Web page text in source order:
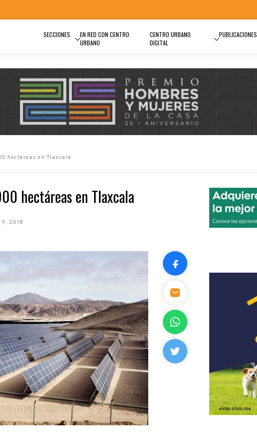
SECCIONES
EN RED CON CENTRO
URBANO
CENTRO URBANO
DIGITAL
PUBLICACIONES
hectáreas en Tlaxcala
hectáreas en Tlaxcala
9, 2018